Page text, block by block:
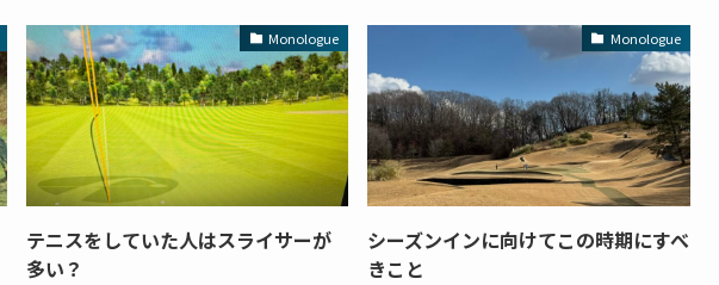
Monologue
テニスをしていた人はスライサーが
多い？
Monologue
シーズンインに向けてこの時期にすべ
きこと